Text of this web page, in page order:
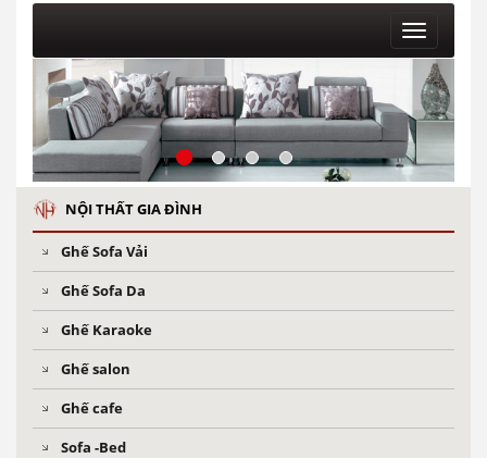
Toggle
NỘI THẤT GIA ĐÌNH
Ghế Sofa Vải
Ghế Sofa Da
Ghế Karaoke
Ghế salon
Ghế cafe
Sofa -Bed